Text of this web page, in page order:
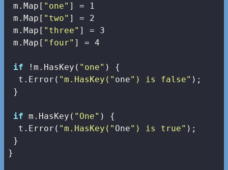
m.Map[ "one" ] = 1
m.Map[ "two" ] = 2
m.Map[ "three" ] = 3
m.Map[ "four" ] = 4
if !m.HasKey( "one" ) {
  t.Error(
"m.HasKey(" one") is false" );
}
if m.HasKey( "One" ) {
  t.Error(
"m.HasKey(" One") is true" );
}
}